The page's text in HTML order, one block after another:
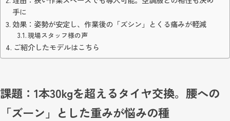
手に
効果：姿勢が安定し、作業後の「ズシン」とくる痛みが軽減
現場スタッフ様の声
ご紹介したモデルはこちら
課題：1本30kgを超えるタイヤ交換。腰への
「ズーン」とした重みが悩みの種